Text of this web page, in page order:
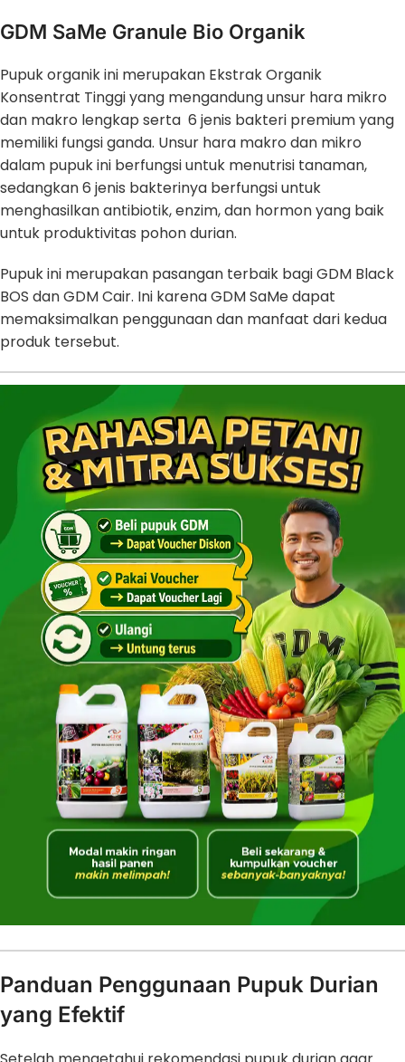
GDM SaMe Granule Bio Organik
Pupuk organik ini merupakan Ekstrak Organik
Konsentrat Tinggi yang mengandung unsur hara mikro
dan makro lengkap serta 6 jenis bakteri premium yang
memiliki fungsi ganda. Unsur hara makro dan mikro
dalam pupuk ini berfungsi untuk menutrisi tanaman,
sedangkan 6 jenis bakterinya berfungsi untuk
menghasilkan antibiotik, enzim, dan hormon yang baik
untuk produktivitas pohon durian.
Pupuk ini merupakan pasangan terbaik bagi GDM Black
BOS dan GDM Cair. Ini karena GDM SaMe dapat
memaksimalkan penggunaan dan manfaat dari kedua
produk tersebut.
Panduan Penggunaan Pupuk Durian
yang Efektif